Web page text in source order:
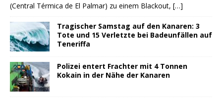
(Central Térmica de El Palmar) zu einem Blackout, […]
Tragischer Samstag auf den Kanaren: 3
Tote und 15 Verletzte bei Badeunfällen auf
Teneriffa
Polizei entert Frachter mit 4 Tonnen
Kokain in der Nähe der Kanaren